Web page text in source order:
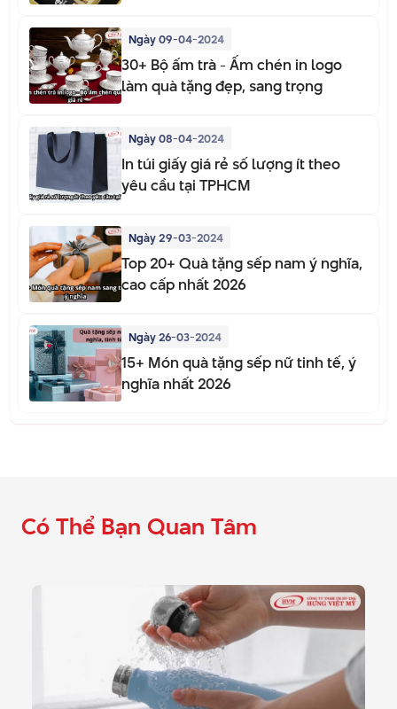
Ngày 09-04-2024
30+ Bộ ấm trà - Ấm chén in logo
làm quà tặng đẹp, sang trọng
Ngày 08-04-2024
In túi giấy giá rẻ số lượng ít theo
yêu cầu tại TPHCM
Ngày 29-03-2024
Top 20+ Quà tặng sếp nam ý nghĩa,
cao cấp nhất 2026
Ngày 26-03-2024
15+ Món quà tặng sếp nữ tinh tế, ý
nghĩa nhất 2026
Có Thể Bạn Quan Tâm